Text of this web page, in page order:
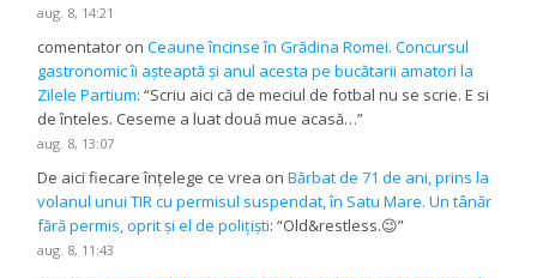
aug. 8, 14:21
comentator onCeaune încinse în Grădina Romei. Concursul
gastronomic îi așteaptă și anul acesta pe bucătarii amatori la
Zilele Partium: “Scriu aici că de meciul de fotbal nu se scrie. E si
de înteles. Ceseme a luat două mue acasă…”
aug. 8, 13:07
De aici fiecare înțelege ce vrea onBărbat de 71 de ani, prins la
volanul unui TIR cu permisul suspendat, în Satu Mare. Un tânăr
fără permis, oprit și el de polițiști: “Old&restless.😉”
aug. 8, 11:43